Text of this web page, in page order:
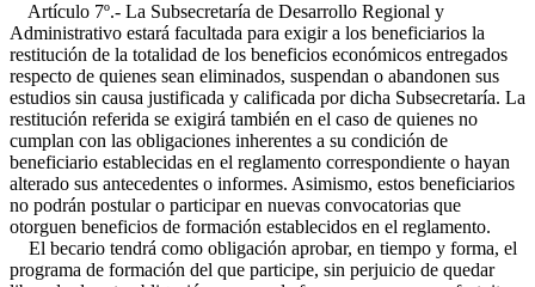
Artículo 7º.- La Subsecretaría de Desarrollo Regional y
Administrativo estará facultada para exigir a los beneficiarios la
restitución de la totalidad de los beneficios económicos entregados
respecto de quienes sean eliminados, suspendan o abandonen sus
estudios sin causa justificada y calificada por dicha Subsecretaría. La
restitución referida se exigirá también en el caso de quienes no
cumplan con las obligaciones inherentes a su condición de
beneficiario establecidas en el reglamento correspondiente o hayan
alterado sus antecedentes o informes. Asimismo, estos beneficiarios
no podrán postular o participar en nuevas convocatorias que
otorguen beneficios de formación establecidos en el reglamento.
El becario tendrá como obligación aprobar, en tiempo y forma, el
programa de formación del que participe, sin perjuicio de quedar